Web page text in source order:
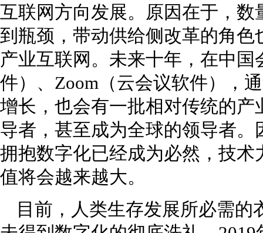
互联网方向发展。原因在于，
到瓶颈，带动供给侧改革的角
产业互联网。未来十年，在中
件）、Zoom（云会议软件），
增长，也会有一批相对传统的
导者，甚至成为全球的领导者
拥抱数字化已经成为必然，技
值将会越来越大。
目前，人类生存发展所必需的